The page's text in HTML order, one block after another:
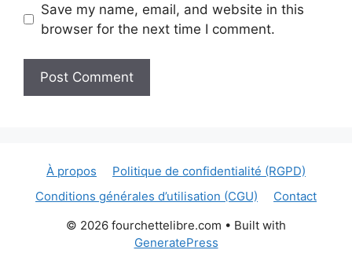
Save my name, email, and website in this
browser for the next time I comment.
À propos
Politique de confidentialité (RGPD)
Conditions générales d’utilisation (CGU)
Contact
© 2026 fourchettelibre.com • Built with
GeneratePress